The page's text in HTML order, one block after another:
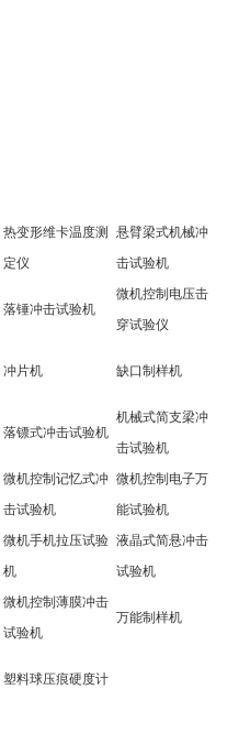
热变形维卡温度测
定仪
悬臂梁式机械冲
击试验机
落锤冲击试验机
微机控制电压击
穿试验仪
冲片机 缺口制样机
落镖式冲击试验机
机械式简支梁冲
击试验机
微机控制记忆式冲
击试验机
微机控制电子万
能试验机
微机手机拉压试验
机
液晶式简悬冲击
试验机
微机控制薄膜冲击
试验机
万能制样机
塑料球压痕硬度计